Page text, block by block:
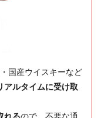
国産ウイスキーなど
アルタイムに受け取